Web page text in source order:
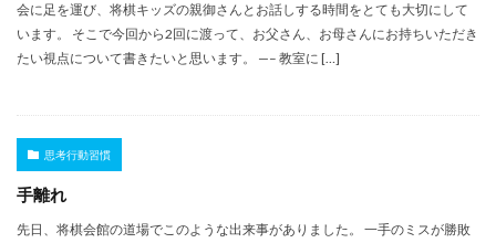
会に足を運び、将棋キッズの親御さんとお話しする時間をとても大切にして
います。 そこで今回から2回に渡って、お父さん、お母さんにお持ちいただき
たい視点について書きたいと思います。 —– 教室に […]
思考行動習慣
手離れ
先日、将棋会館の道場でこのような出来事がありました。 一手のミスが勝敗